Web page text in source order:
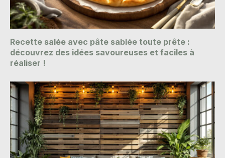
Recette salée avec pâte sablée toute prête :
découvrez des idées savoureuses et faciles à
réaliser !